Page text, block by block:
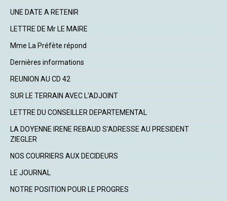
UNE DATE A RETENIR
LETTRE DE Mr LE MAIRE
Mme La Préfète répond
Dernières informations
REUNION AU CD 42
SUR LE TERRAIN AVEC L'ADJOINT
LETTRE DU CONSEILLER DEPARTEMENTAL
LA DOYENNE IRENE REBAUD S'ADRESSE AU PRESIDENT
ZIEGLER
NOS COURRIERS AUX DECIDEURS
LE JOURNAL
NOTRE POSITION POUR LE PROGRES